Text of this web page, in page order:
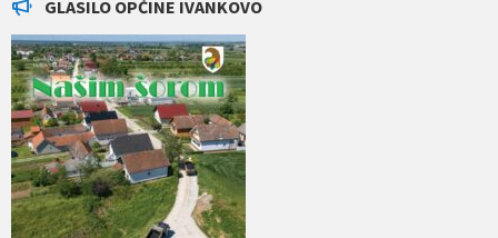
GLASILO OPĆINE IVANKOVO